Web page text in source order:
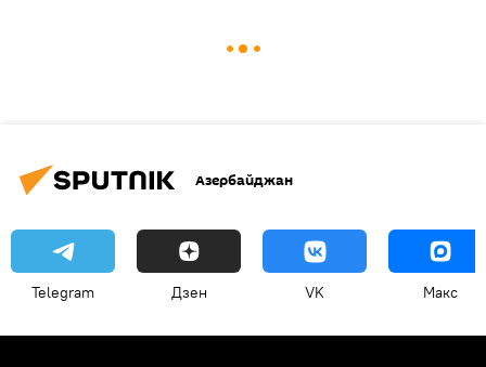
Азербайджан
Telegram Дзен VK Макс